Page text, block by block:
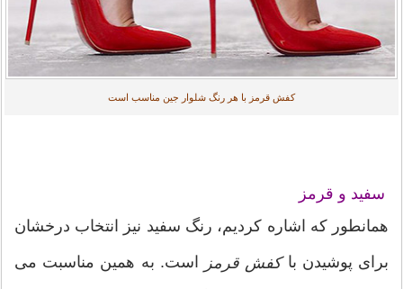
کفش قرمز با هر رنگ شلوار جین مناسب است
سفید و قرمز
همانطور که اشاره کردیم، رنگ سفید نیز انتخاب درخشان
برای پوشیدن باکفش قرمز است. به همین مناسبت می